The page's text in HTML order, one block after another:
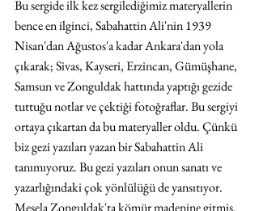
Bu sergide ilk kez sergilediğimiz materyallerin
bence en ilginci, Sabahattin Ali'nin 1939
Nisan'dan Ağustos'a kadar Ankara'dan yola
çıkarak; Sivas, Kayseri, Erzincan, Gümüşhane,
Samsun ve Zonguldak hattında yaptığı gezide
tuttuğu notlar ve çektiği fotoğraflar. Bu sergiyi
ortaya çıkartan da bu materyaller oldu. Çünkü
biz gezi yazıları yazan bir Sabahattin Ali
tanımıyoruz. Bu gezi yazıları onun sanatı ve
yazarlığındaki çok yönlülüğü de yansıtıyor.
Mesela Zonguldak'ta kömür madenine gitmiş.